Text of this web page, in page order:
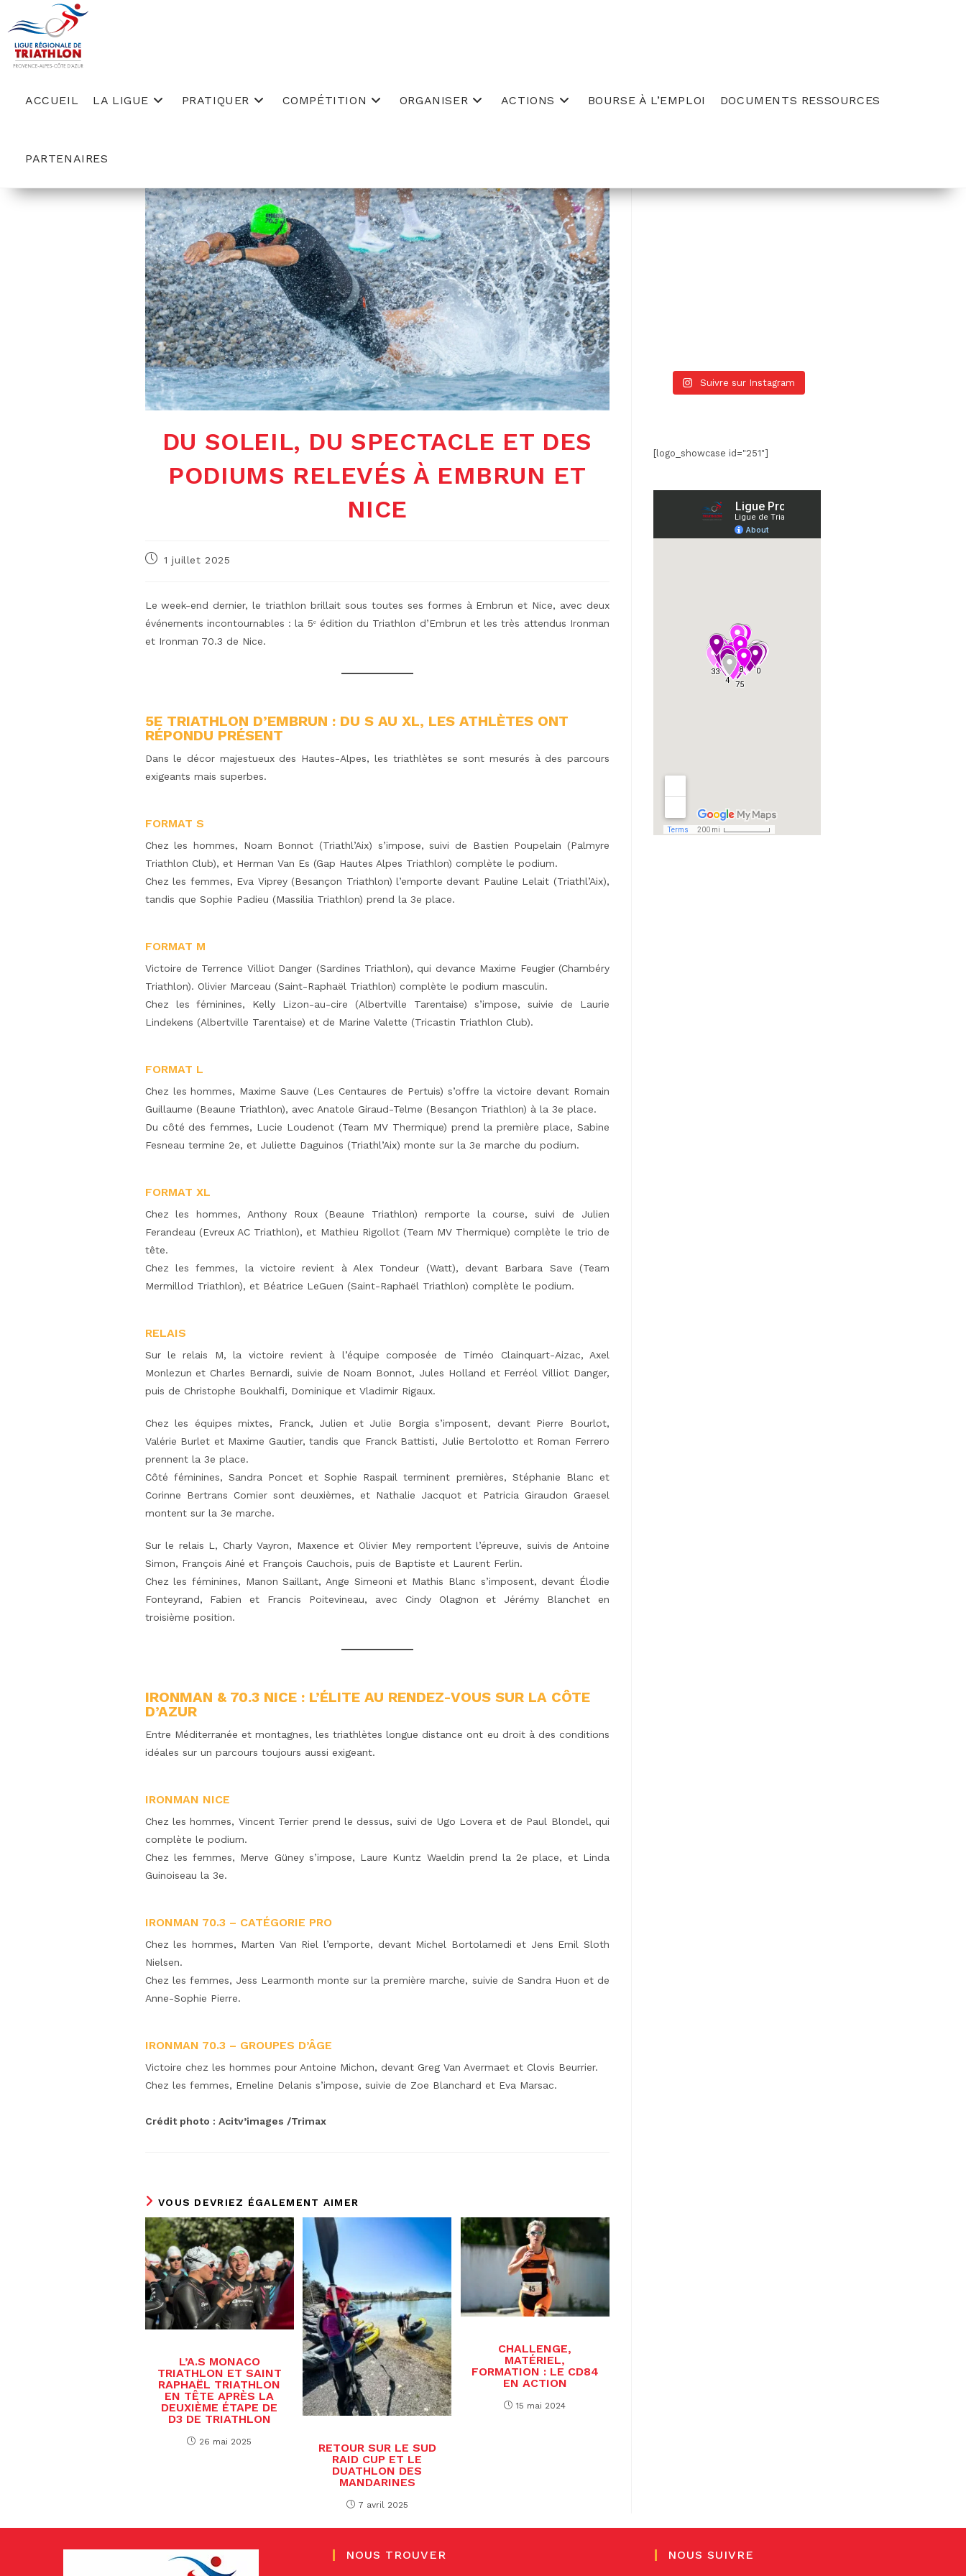
content
ACCUEIL LA LIGUE PRATIQUER COMPÉTITION ORGANISER ACTIONS BOURSE À L’EMPLOI DOCUMENTS RESSOURCES
PARTENAIRES
DU SOLEIL, DU SPECTACLE ET DES
PODIUMS RELEVÉS À EMBRUN ET
NICE
Publication
1 juillet 2025
Le week-end dernier, le triathlon brillait sous toutes ses formes à Embrun et Nice, avec deux
événements incontournables : la 5ᵉ édition du Triathlon d’Embrun et les très attendus Ironman
et Ironman 70.3 de Nice.
5E TRIATHLON D’EMBRUN : DU S AU XL, LES ATHLÈTES ONT
RÉPONDU PRÉSENT
Dans le décor majestueux des Hautes-Alpes, les triathlètes se sont mesurés à des parcours
exigeants mais superbes.
FORMAT S
Chez les hommes, Noam Bonnot (Triathl’Aix) s’impose, suivi de Bastien Poupelain (Palmyre
Triathlon Club), et Herman Van Es (Gap Hautes Alpes Triathlon) complète le podium.
Chez les femmes, Eva Viprey (Besançon Triathlon) l’emporte devant Pauline Lelait (Triathl’Aix),
tandis que Sophie Padieu (Massilia Triathlon) prend la 3e place.
FORMAT M
Victoire de Terrence Villiot Danger (Sardines Triathlon), qui devance Maxime Feugier (Chambéry
Triathlon). Olivier Marceau (Saint-Raphaël Triathlon) complète le podium masculin.
Chez les féminines, Kelly Lizon-au-cire (Albertville Tarentaise) s’impose, suivie de Laurie
Lindekens (Albertville Tarentaise) et de Marine Valette (Tricastin Triathlon Club).
FORMAT L
Chez les hommes, Maxime Sauve (Les Centaures de Pertuis) s’offre la victoire devant Romain
Guillaume (Beaune Triathlon), avec Anatole Giraud-Telme (Besançon Triathlon) à la 3e place.
Du côté des femmes, Lucie Loudenot (Team MV Thermique) prend la première place, Sabine
Fesneau termine 2e, et Juliette Daguinos (Triathl’Aix) monte sur la 3e marche du podium.
FORMAT XL
Chez les hommes, Anthony Roux (Beaune Triathlon) remporte la course, suivi de Julien
Ferandeau (Evreux AC Triathlon), et Mathieu Rigollot (Team MV Thermique) complète le trio de
tête.
Chez les femmes, la victoire revient à Alex Tondeur (Watt), devant Barbara Save (Team
Mermillod Triathlon), et Béatrice LeGuen (Saint-Raphaël Triathlon) complète le podium.
RELAIS
Sur le relais M, la victoire revient à l’équipe composée de Timéo Clainquart-Aizac, Axel
Monlezun et Charles Bernardi, suivie de Noam Bonnot, Jules Holland et Ferréol Villiot Danger,
puis de Christophe Boukhalfi, Dominique et Vladimir Rigaux.
Chez les équipes mixtes, Franck, Julien et Julie Borgia s’imposent, devant Pierre Bourlot,
Valérie Burlet et Maxime Gautier, tandis que Franck Battisti, Julie Bertolotto et Roman Ferrero
prennent la 3e place.
Côté féminines, Sandra Poncet et Sophie Raspail terminent premières, Stéphanie Blanc et
Corinne Bertrans Comier sont deuxièmes, et Nathalie Jacquot et Patricia Giraudon Graesel
montent sur la 3e marche.
Sur le relais L, Charly Vayron, Maxence et Olivier Mey remportent l’épreuve, suivis de Antoine
Simon, François Ainé et François Cauchois, puis de Baptiste et Laurent Ferlin.
Chez les féminines, Manon Saillant, Ange Simeoni et Mathis Blanc s’imposent, devant Élodie
Fonteyrand, Fabien et Francis Poitevineau, avec Cindy Olagnon et Jérémy Blanchet en
troisième position.
IRONMAN & 70.3 NICE : L’ÉLITE AU RENDEZ-VOUS SUR LA CÔTE
D’AZUR
Entre Méditerranée et montagnes, les triathlètes longue distance ont eu droit à des conditions
idéales sur un parcours toujours aussi exigeant.
IRONMAN NICE
Chez les hommes, Vincent Terrier prend le dessus, suivi de Ugo Lovera et de Paul Blondel, qui
complète le podium.
Chez les femmes, Merve Güney s’impose, Laure Kuntz Waeldin prend la 2e place, et Linda
Guinoiseau la 3e.
IRONMAN 70.3 – CATÉGORIE PRO
Chez les hommes, Marten Van Riel l’emporte, devant Michel Bortolamedi et Jens Emil Sloth
Nielsen.
Chez les femmes, Jess Learmonth monte sur la première marche, suivie de Sandra Huon et de
Anne-Sophie Pierre.
IRONMAN 70.3 – GROUPES D’ÂGE
Victoire chez les hommes pour Antoine Michon, devant Greg Van Avermaet et Clovis Beurrier.
Chez les femmes, Emeline Delanis s’impose, suivie de Zoe Blanchard et Eva Marsac.
Crédit photo : Acitv’images /Trimax
VOUS DEVRIEZ ÉGALEMENT AIMER
L’A.S MONACO
TRIATHLON ET SAINT
RAPHAËL TRIATHLON
EN TÊTE APRÈS LA
DEUXIÈME ÉTAPE DE
D3 DE TRIATHLON
26 mai 2025
RETOUR SUR LE SUD
RAID CUP ET LE
DUATHLON DES
MANDARINES
7 avril 2025
CHALLENGE,
MATÉRIEL,
FORMATION : LE CD84
EN ACTION
15 mai 2024
Suivre sur Instagram
[logo_showcase id="251"]
NOUS TROUVER NOUS SUIVRE